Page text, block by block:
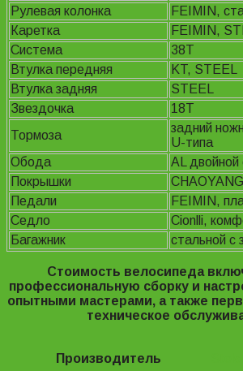
Рулевая колонка
FEIMIN,
Каретка
FEIMIN,
Система
38Т
Втулка передняя
KT, STEEL
Втулка задняя
STEEL
Звездочка
18Т
Тормоза
задний
U-типа
Обода
AL двойной
Покрышки
Педали
FEIMIN,
Седло
Cionlli,
Багажник
стальной с
Стоимость велосипеда
профессиональную сборку и
опытными мастерами, а также
техническое
Производитель